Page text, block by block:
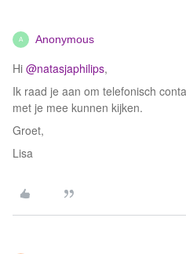
A Anonymous
Hi @natasjaphilips,
Ik raad je aan om telefonisch
met je mee kunnen kijken.
Groet,
Lisa